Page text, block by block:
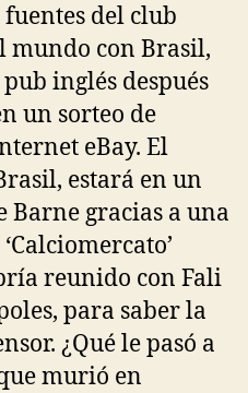
fuentes del club
mundo con Brasil,
inglés después
un sorteo de
eBay. El
estará en un
Barne gracias a una
reunido con Fali
para saber la
¿Qué le pasó a
murió en